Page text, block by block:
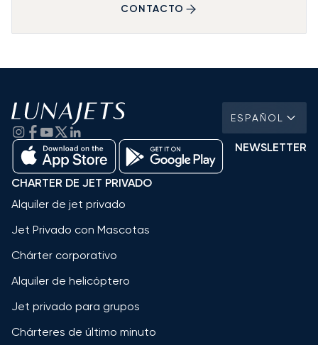
CONTACTO
ESPAÑOL
NEWSLETTER
CHARTER DE JET PRIVADO
Alquiler de jet privado
Jet Privado con Mascotas
Chárter corporativo
Alquiler de helicóptero
Jet privado para grupos
Chárteres de último minuto